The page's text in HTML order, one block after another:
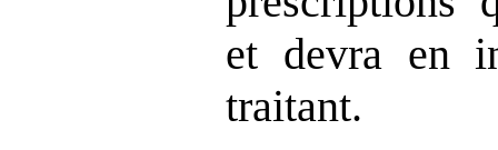
et devra en
traitant.